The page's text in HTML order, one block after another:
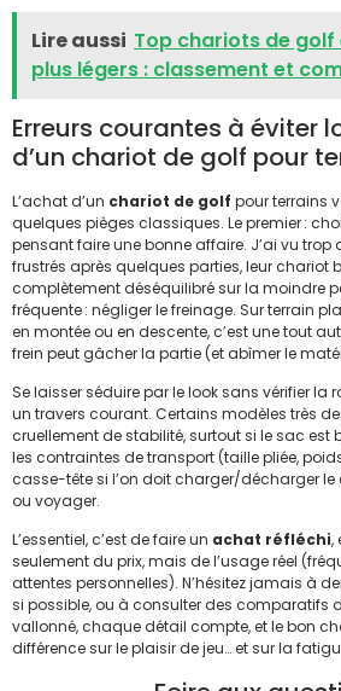
Lire aussi Top chariots de golf
plus légers : classement et
Erreurs courantes à éviter
d’un chariot de golf pour
L’achat d’un chariot de golf pour terrains
quelques pièges classiques. Le premier :
pensant faire une bonne affaire. J’ai vu trop
frustrés après quelques parties, leur chariot
complètement déséquilibré sur la moindre
fréquente : négliger le freinage. Sur terrain
en montée ou en descente, c’est une tout
frein peut gâcher la partie (et abîmer le
Se laisser séduire par le look sans vérifier la
un travers courant. Certains modèles très
cruellement de stabilité, surtout si le sac est
les contraintes de transport (taille pliée,
casse-tête si l’on doit charger/décharger
ou voyager.
L’essentiel, c’est de faire un achat réfléchi,
seulement du prix, mais de l’usage réel
attentes personnelles). N’hésitez jamais à
si possible, ou à consulter des comparatifs
vallonné, chaque détail compte, et le bon
différence sur le plaisir de jeu… et sur la